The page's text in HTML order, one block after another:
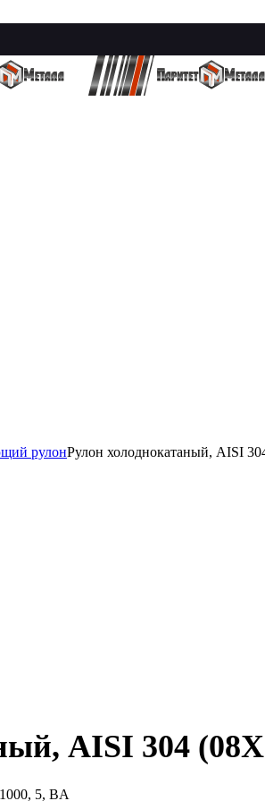
рулонРулон холоднокатаный, AISI
AISI 304
5, BA